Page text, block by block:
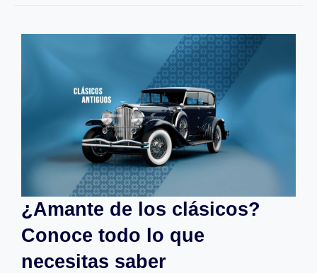
¿Amante de los clásicos?
Conoce todo lo que
necesitas saber